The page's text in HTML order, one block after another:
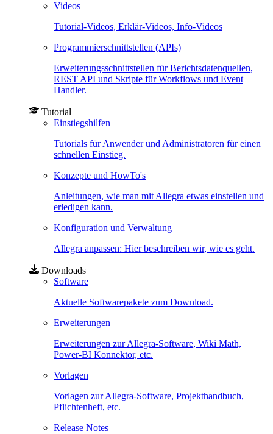
Videos
Tutorial-Videos, Erklär-Videos, Info-Videos
Programmierschnittstellen (APIs)
Erweiterungsschnittstellen für Berichtsdatenquellen,
REST API und Skripte für Workflows und Event
Handler.
Tutorial
Einstiegshilfen
Tutorials für Anwender und Administratoren für einen
schnellen Einstieg.
Konzepte und HowTo's
Anleitungen, wie man mit Allegra etwas einstellen und
erledigen kann.
Konfiguration und Verwaltung
Allegra anpassen: Hier beschreiben wir, wie es geht.
Downloads
Software
Aktuelle Softwarepakete zum Download.
Erweiterungen
Erweiterungen zur Allegra-Software, Wiki Math,
Power-BI Konnektor, etc.
Vorlagen
Vorlagen zur Allegra-Software, Projekthandbuch,
Pflichtenheft, etc.
Release Notes